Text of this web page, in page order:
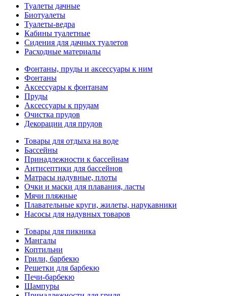
Туалеты дачные
Биотуалеты
Туалеты-ведра
Кабины туалетные
Сидения для дачных туалетов
Расходные материалы
Фонтаны, пруды и аксессуары к ним
Фонтаны
Аксессуары к фонтанам
Пруды
Аксессуары к прудам
Очистка прудов
Декорации для прудов
Товары для отдыха на воде
Бассейны
Принадлежности к бассейнам
Антисептики для бассейнов
Матраcы надувные, плоты
Очки и маски для плавания, ласты
Мячи пляжные
Плавательные круги, жилеты, нарукавники
Насосы для надувных товаров
Товары для пикника
Мангалы
Коптильни
Грили, барбекю
Решетки для барбекю
Печи-барбекю
Шампуры